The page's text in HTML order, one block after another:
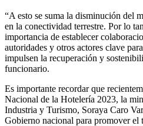
“A esto se suma la disminución del
en la conectividad terrestre. Por lo
importancia de establecer
autoridades y otros actores clave
impulsen la recuperación y
funcionario.
Es importante recordar que
Nacional de la Hotelería 2023, la
Industria y Turismo, Soraya Caro
Gobierno nacional para promover el